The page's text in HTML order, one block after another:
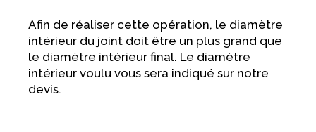
Afin de réaliser cette opération, le diamètre
intérieur du joint doit être un plus grand que
le diamètre intérieur final. Le diamètre
intérieur voulu vous sera indiqué sur notre
devis.